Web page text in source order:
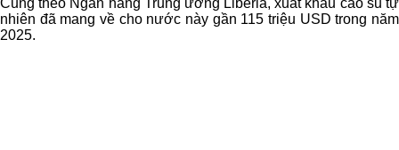
Cũng theo Ngân hàng Trung ương Liberia, xuất khẩu cao su tự
nhiên đã mang về cho nước này gần 115 triệu USD trong năm
2025.